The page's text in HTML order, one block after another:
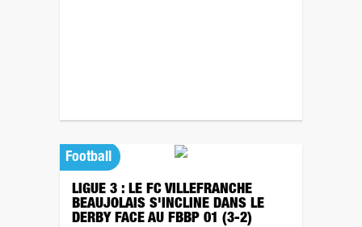
Football
LIGUE 3 : LE FC VILLEFRANCHE
BEAUJOLAIS S'INCLINE DANS LE
DERBY FACE AU FBBP 01 (3-2)